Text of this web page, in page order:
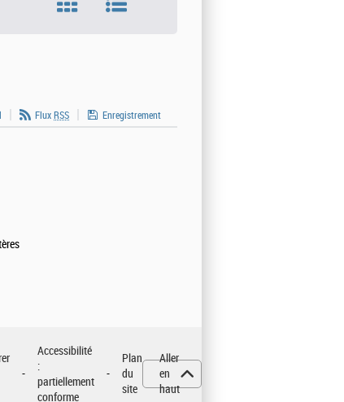
Flux RSS
Enregistrement
Accessibilité
:
partiellement
conforme
Plan
du
site
Aller
en
haut